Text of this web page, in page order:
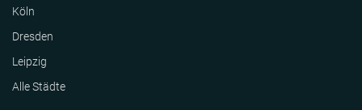
Köln
Dresden
Leipzig
Alle Städte